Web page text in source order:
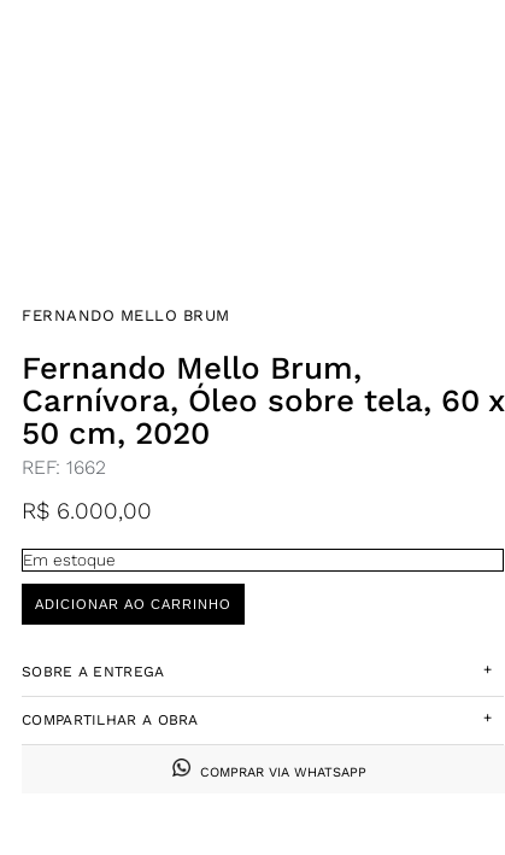
FERNANDO MELLO BRUM
Fernando Mello Brum,
Carnívora, Óleo sobre tela, 60 x
50 cm, 2020
REF: 1662
R$ 6.000,00
Em estoque
ADICIONAR AO CARRINHO
SOBRE A ENTREGA +
COMPARTILHAR A OBRA +
COMPRAR VIA WHATSAPP